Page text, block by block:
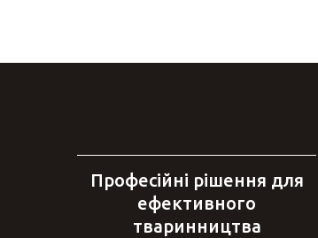
Професійні рішення для
ефективного
тваринництва